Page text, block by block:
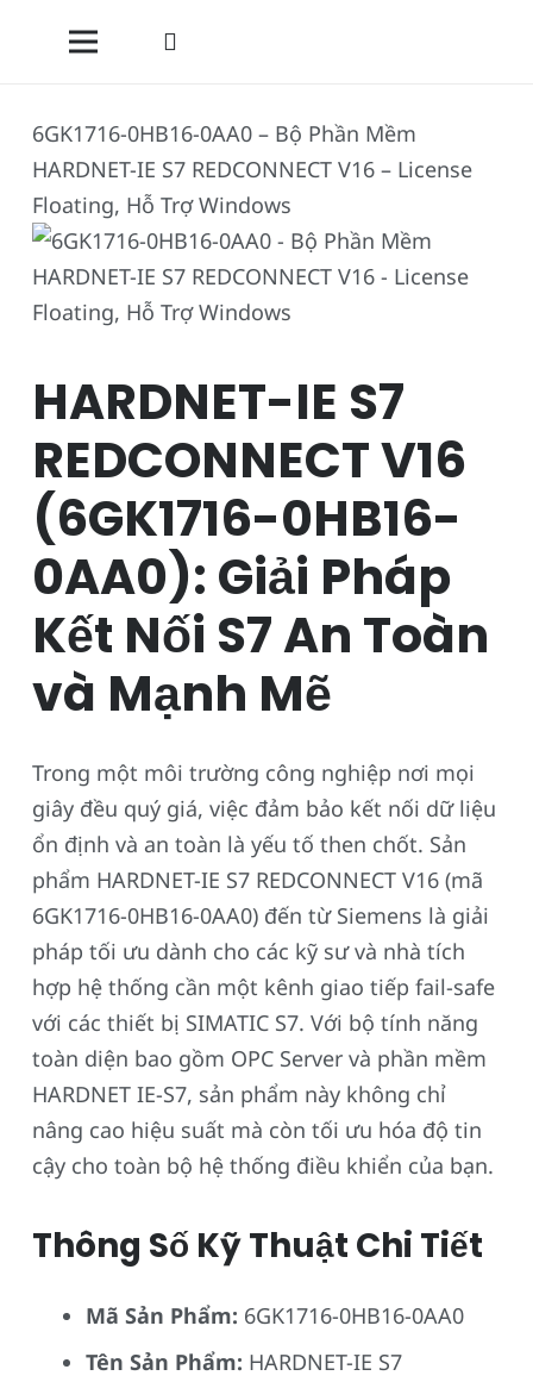
6GK1716-0HB16-0AA0 – Bộ Phần Mềm
HARDNET-IE S7 REDCONNECT V16 – License
Floating, Hỗ Trợ Windows
HARDNET-IE S7
REDCONNECT V16
(6GK1716-0HB16-
0AA0): Giải Pháp
Kết Nối S7 An Toàn
và Mạnh Mẽ
Trong một môi trường công nghiệp nơi mọi
giây đều quý giá, việc đảm bảo kết nối dữ liệu
ổn định và an toàn là yếu tố then chốt. Sản
phẩm HARDNET-IE S7 REDCONNECT V16 (mã
6GK1716-0HB16-0AA0) đến từ Siemens là giải
pháp tối ưu dành cho các kỹ sư và nhà tích
hợp hệ thống cần một kênh giao tiếp fail-safe
với các thiết bị SIMATIC S7. Với bộ tính năng
toàn diện bao gồm OPC Server và phần mềm
HARDNET IE-S7, sản phẩm này không chỉ
nâng cao hiệu suất mà còn tối ưu hóa độ tin
cậy cho toàn bộ hệ thống điều khiển của bạn.
Thông Số Kỹ Thuật Chi Tiết
Mã Sản Phẩm: 6GK1716-0HB16-0AA0
Tên Sản Phẩm: HARDNET-IE S7